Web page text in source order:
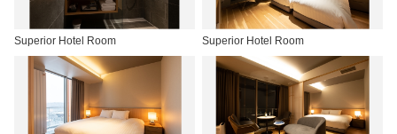
Superior Hotel Room Superior Hotel Room